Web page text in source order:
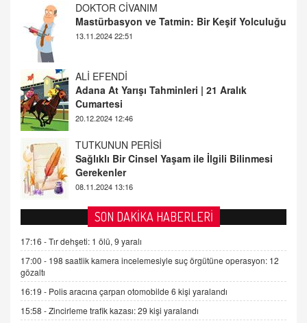
ALİ EFENDİ
Adana At Yarışı Tahminleri | 21 Aralık
Cumartesi
TUTKUNUN PERİSİ
Sağlıklı Bir Cinsel Yaşam ile İlgili Bilinmesi
Gerekenler
08.11.2024 13:16
FARUK ÖNALAN
Tezkere Onaylanmasaydı…
2 Kasım 2021 Salı 00:11
AV. DOĞAN CAN DOĞAN
Kişisel verilerin korunması ve dijital hukukun
gelişimi
SEHER EREK
Kış Ayları Geldi, Hangi Önlemler Alınmalı?
9.12.2025 10:11
SON DAKİKA HABERLERİ
17:16 -Tır dehşeti: 1 ölü, 9 yaralı
17:00 - 198 saatlik kamera incelemesiyle suç örgütüne operasyon: 12
gözaltı
16:19 - Polis aracına çarpan otomobilde 6 kişi yaralandı
15:58 -Zincirleme trafik kazası: 29 kişi yaralandı